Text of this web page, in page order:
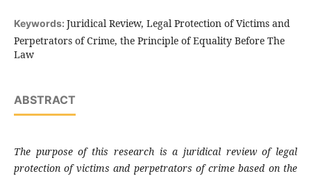
Keywords: Juridical Review, Legal Protection of Victims and
Perpetrators of Crime, the Principle of Equality Before The
Law
ABSTRACT
The purpose of this research is a juridical review of legal
protection of victims and perpetrators of crime based on the